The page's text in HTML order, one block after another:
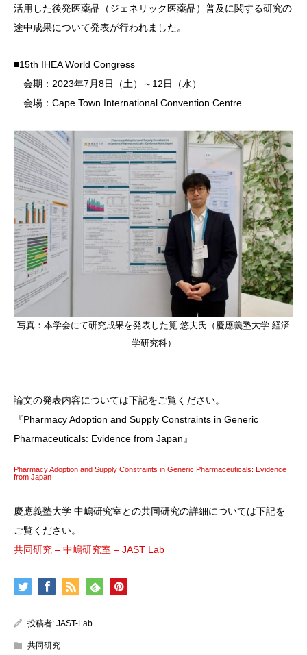
活用した後発医薬品（ジェネリック医薬品）普及に関する研究の
途中成果について発表が行われました。
■15th IHEA World Congress
会期：2023年7月8日（土）～12日（水）
会場：Cape Town International Convention Centre
写真：本学会にて研究成果を発表した筧 悠夫氏（慶應義塾大学 経済
学研究科）
論文の発表内容については下記をご覧ください。
『Pharmacy Adoption and Supply Constraints in Generic
Pharmaceuticals: Evidence from Japan』
Pharmacy Adoption and Supply Constraints in Generic Pharmaceuticals: Evidence
from Japan
慶應義塾大学 中嶋研究室との共同研究の詳細については下記を
ご覧ください。
共同研究 – 中嶋研究室 – JAST Lab
投稿者: JAST-Lab
共同研究